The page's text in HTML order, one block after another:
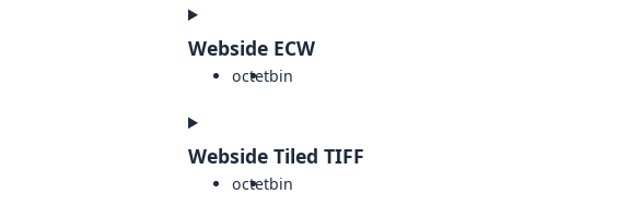
Webside ECW
octetbin
Webside Tiled TIFF
octetbin